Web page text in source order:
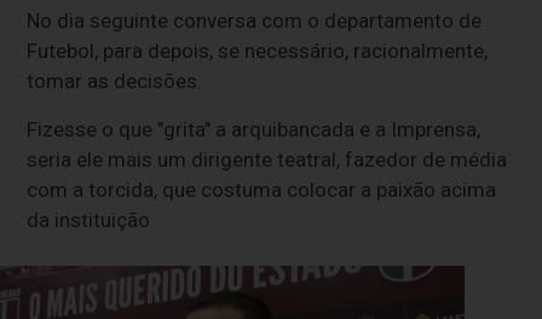
No dia seguinte conversa com o departamento de
Futebol, para depois, se necessário, racionalmente,
tomar as decisões.
Fizesse o que "grita" a arquibancada e a Imprensa,
seria ele mais um dirigente teatral, fazedor de média
com a torcida, que costuma colocar a paixão acima
da instituição